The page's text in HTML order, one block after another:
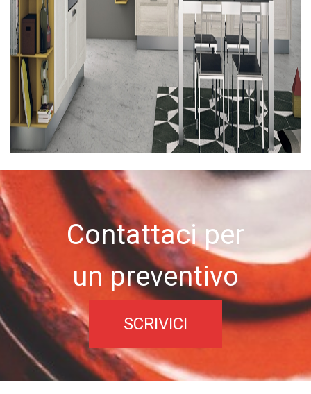
Contattaci per
un preventivo
SCRIVICI